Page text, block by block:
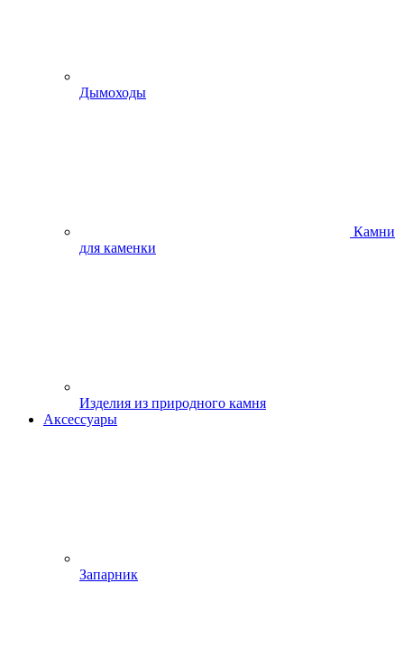
Дымоходы
Камни
для каменки
Изделия из природного камня
Аксессуары
Запарник